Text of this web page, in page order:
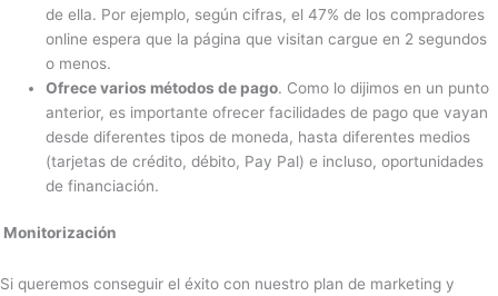
de ella. Por ejemplo, según cifras, el 47% de los compradores
online espera que la página que visitan cargue en 2 segundos
o menos.
Ofrece varios métodos de pago. Como lo dijimos en un punto
anterior, es importante ofrecer facilidades de pago que vayan
desde diferentes tipos de moneda, hasta diferentes medios
(tarjetas de crédito, débito, Pay Pal) e incluso, oportunidades
de financiación.
Monitorización
Si queremos conseguir el éxito con nuestro plan de marketing y